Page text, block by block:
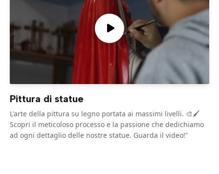
Pittura di statue
L'arte della pittura su legno portata ai massimi livelli. 🎨🖌️
Scopri il meticoloso processo e la passione che dedichiamo
ad ogni dettaglio delle nostre statue. Guarda il video!"